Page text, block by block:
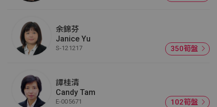
余錦芬
Janice Yu
S-121217 350筍盤
譚桂清
Candy Tam
E-005671 102筍盤